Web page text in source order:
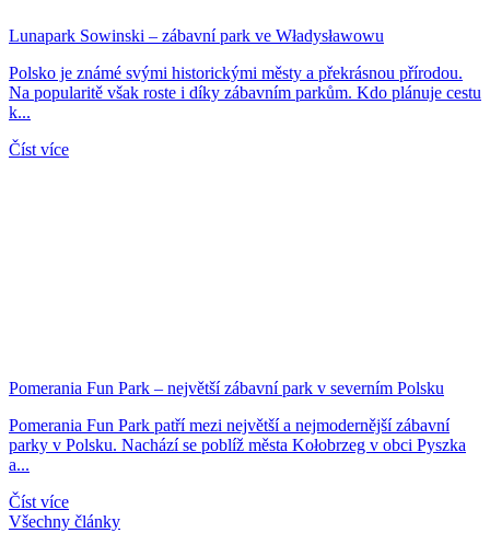
Lunapark Sowinski – zábavní park ve Władysławowu
Polsko je známé svými historickými městy a překrásnou přírodou.
Na popularitě však roste i díky zábavním parkům. Kdo plánuje cestu
k...
Číst více
Pomerania Fun Park – největší zábavní park v severním Polsku
Pomerania Fun Park patří mezi největší a nejmodernější zábavní
parky v Polsku. Nachází se poblíž města Kołobrzeg v obci Pyszka
a...
Číst více
Všechny články